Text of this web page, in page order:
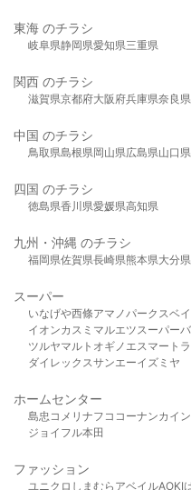
東海 のチラシ
岐阜県静岡県愛知県三重県
関西 のチラシ
滋賀県京都府大阪府兵庫県奈良県
中国 のチラシ
鳥取県島根県岡山県広島県山口県
四国 のチラシ
徳島県香川県愛媛県高知県
九州・沖縄 のチラシ
福岡県佐賀県長崎県熊本県大分県
スーパー
いなげや西條アマノパークスベ
イオンカスミ マルエツスーパー
ツルヤマルト オギノ エスマート
ダイレックスサンエーイズミヤ
ホームセンター
島忠 コメリ ナフコ コーナンカイ
ジョイフル本田
ファッション
ユニクロ しまむら アベイルAOKI